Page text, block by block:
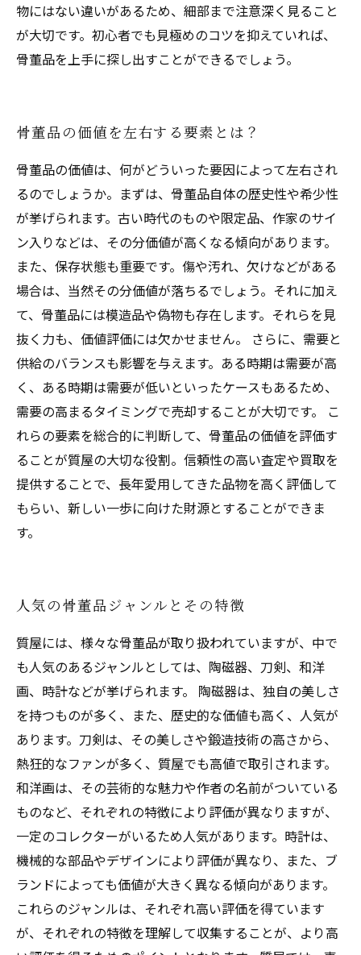
物にはない違いがあるため、細部まで注意深く見ること
が大切です。初心者でも見極めのコツを抑えていれば、
骨董品を上手に探し出すことができるでしょう。
骨董品の価値を左右する要素とは？
骨董品の価値は、何がどういった要因によって左右され
るのでしょうか。まずは、骨董品自体の歴史性や希少性
が挙げられます。古い時代のものや限定品、作家のサイ
ン入りなどは、その分価値が高くなる傾向があります。
また、保存状態も重要です。傷や汚れ、欠けなどがある
場合は、当然その分価値が落ちるでしょう。それに加え
て、骨董品には模造品や偽物も存在します。それらを見
抜く力も、価値評価には欠かせません。 さらに、需要と
供給のバランスも影響を与えます。ある時期は需要が高
く、ある時期は需要が低いといったケースもあるため、
需要の高まるタイミングで売却することが大切です。 こ
れらの要素を総合的に判断して、骨董品の価値を評価す
ることが質屋の大切な役割。信頼性の高い査定や買取を
提供することで、長年愛用してきた品物を高く評価して
もらい、新しい一歩に向けた財源とすることができま
す。
人気の骨董品ジャンルとその特徴
質屋には、様々な骨董品が取り扱われていますが、中で
も人気のあるジャンルとしては、陶磁器、刀剣、和洋
画、時計などが挙げられます。 陶磁器は、独自の美しさ
を持つものが多く、また、歴史的な価値も高く、人気が
あります。刀剣は、その美しさや鍛造技術の高さから、
熱狂的なファンが多く、質屋でも高値で取引されます。
和洋画は、その芸術的な魅力や作者の名前がついている
ものなど、それぞれの特徴により評価が異なりますが、
一定のコレクターがいるため人気があります。時計は、
機械的な部品やデザインにより評価が異なり、また、ブ
ランドによっても価値が大きく異なる傾向があります。
これらのジャンルは、それぞれ高い評価を得ています
が、それぞれの特徴を理解して収集することが、より高